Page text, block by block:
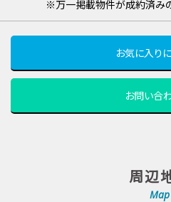
※万一掲載物件が成約済み
お気に入り
お問い合
周辺
Map